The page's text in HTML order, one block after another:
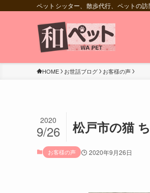
ペットシッター、散歩代行、ペットの訪
HOME お世話ブログ お客様の声
松戸市の猫
2020
9/26
お客様の声 2020年9月26日